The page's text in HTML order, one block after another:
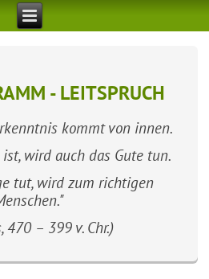
- LEITSPRUCH
kommt von innen.
wird auch das Gute tun.
tut, wird zum richtigen
470 – 399 v. Chr.)